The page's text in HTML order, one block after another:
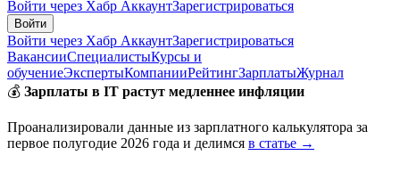
Войти через Хабр АккаунтЗарегистрироваться
Войти
Войти через Хабр АккаунтЗарегистрироваться
ВакансииСпециалистыКурсы и
обучениеЭкспертыКомпанииРейтингЗарплатыЖурнал
💰 Зарплаты в IT растут медленнее инфляции
Проанализировали данные из зарплатного калькулятора за
первое полугодие 2026 года и делимся в статье →